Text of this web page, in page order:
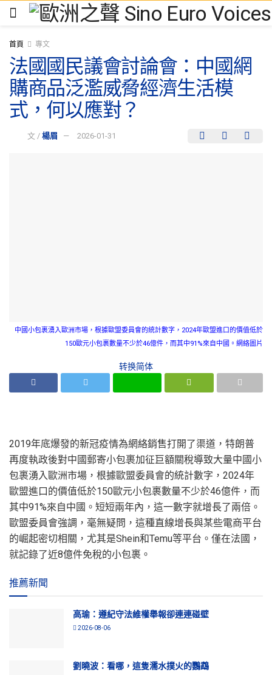
首頁 專文
法國國民議會討論會：中國網
購商品泛濫威脅經濟生活模
式，何以應對？
文 / 楊眉 2026-01-31
中國小包裹湧入歐洲市場，根據歐盟委員會的統計數字，2024年歐盟進口的價值低於
150歐元小包裹數量不少於46億件，而其中91%來自中國。網絡圖片
转换简体
2019年底爆發的新冠疫情為網絡銷售打開了渠道，特朗普
再度執政後對中國郵寄小包裹加征巨額關稅導致大量中國小
包裹湧入歐洲市場，根據歐盟委員會的統計數字，2024年
歐盟進口的價值低於150歐元小包裹數量不少於46億件，而
其中91%來自中國。短短兩年內，這一數字就增長了兩倍。
歐盟委員會強調，毫無疑問，這種直線增長與某些電商平台
的崛起密切相關，尤其是Shein和Temu等平台。僅在法國，
就記錄了近8億件免稅的小包裹。
推薦新聞
高瑜：遵紀守法維權舉報卻連連碰壁
2026-08-06
劉曉波：看哪，這隻濡水撲火的鸚鵡